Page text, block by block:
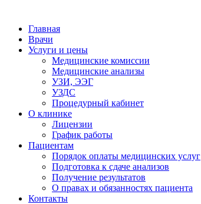
Главная
Врачи
Услуги и цены
Медицинские комиссии
Медицинские анализы
УЗИ, ЭЭГ
УЗДС
Процедурный кабинет
О клинике
Лицензии
График работы
Пациентам
Порядок оплаты медицинских услуг
Подготовка к сдаче анализов
Получение результатов
О правах и обязанностях пациента
Контакты